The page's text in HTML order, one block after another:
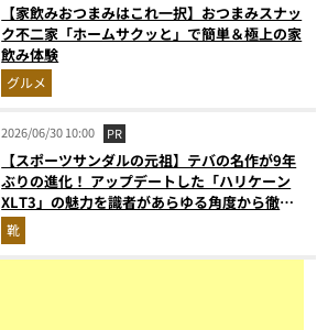
【家飲みおつまみはこれ一択】おつまみスナッ
ク不二家「ホームサクッと」で簡単＆極上の家
飲み体験
グルメ
2026/06/30 10:00 PR
【スポーツサンダルの元祖】テバの名作が9年
ぶりの進化！ アップデートした「ハリケーン
XLT3」の魅力を識者があらゆる角度から徹底
解説！
靴